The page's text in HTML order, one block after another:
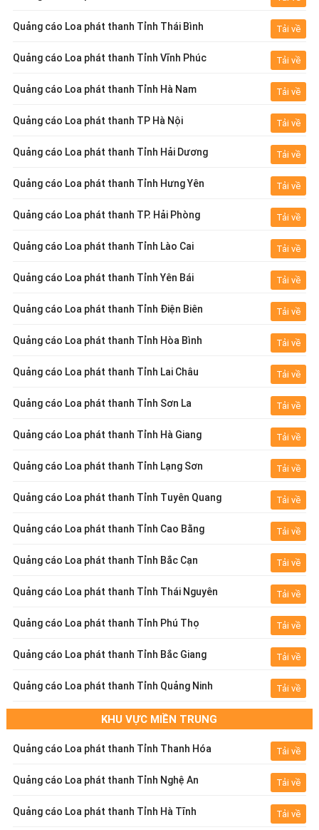
Quảng cáo Loa phát thanh Tỉnh Thái Bình Tải về
Quảng cáo Loa phát thanh Tỉnh Vĩnh Phúc Tải về
Quảng cáo Loa phát thanh Tỉnh Hà Nam Tải về
Quảng cáo Loa phát thanh TP Hà Nội Tải về
Quảng cáo Loa phát thanh Tỉnh Hải Dương Tải về
Quảng cáo Loa phát thanh Tỉnh Hưng Yên Tải về
Quảng cáo Loa phát thanh TP. Hải Phòng Tải về
Quảng cáo Loa phát thanh Tỉnh Lào Cai Tải về
Quảng cáo Loa phát thanh Tỉnh Yên Bái Tải về
Quảng cáo Loa phát thanh Tỉnh Điện Biên Tải về
Quảng cáo Loa phát thanh Tỉnh Hòa Bình Tải về
Quảng cáo Loa phát thanh Tỉnh Lai Châu Tải về
Quảng cáo Loa phát thanh Tỉnh Sơn La Tải về
Quảng cáo Loa phát thanh Tỉnh Hà Giang Tải về
Quảng cáo Loa phát thanh Tỉnh Lạng Sơn Tải về
Quảng cáo Loa phát thanh Tỉnh Tuyên Quang Tải về
Quảng cáo Loa phát thanh Tỉnh Cao Bằng Tải về
Quảng cáo Loa phát thanh Tỉnh Bắc Cạn Tải về
Quảng cáo Loa phát thanh Tỉnh Thái Nguyên Tải về
Quảng cáo Loa phát thanh Tỉnh Phú Thọ Tải về
Quảng cáo Loa phát thanh Tỉnh Bắc Giang Tải về
Quảng cáo Loa phát thanh Tỉnh Quảng Ninh Tải về
KHU VỰC MIỀN TRUNG
Quảng cáo Loa phát thanh Tỉnh Thanh Hóa Tải về
Quảng cáo Loa phát thanh Tỉnh Nghệ An Tải về
Quảng cáo Loa phát thanh Tỉnh Hà Tĩnh Tải về